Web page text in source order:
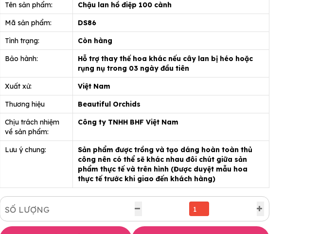
Tên sản phẩm: Chậu lan hồ điệp 100 cành
Mã sản phẩm: DS86
Tình trạng: Còn hàng
Bảo hành:
Hỗ trợ thay thế hoa khác nếu cây lan bị héo hoặc
rụng nụ trong 03 ngày đầu tiên
Xuất xứ: Việt Nam
Thương hiệu Beautiful Orchids
Chịu trách nhiệm
về sản phẩm:
Công ty TNHH BHF Việt Nam
Lưu ý chung:
Sản phẩm được trồng và tạo dáng hoàn toàn thủ
công nên có thể sẽ khác nhau đôi chút giữa sản
phẩm thực tế và trên hình (Được duyệt mẫu hoa
thực tế trước khi giao đến khách hàng)
SỐ LƯỢNG